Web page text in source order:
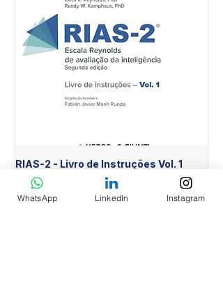
RIAS-2 - Livro de Instruções Vol. 1
Preço
R$ 640,00
WhatsApp LinkedIn Instagram